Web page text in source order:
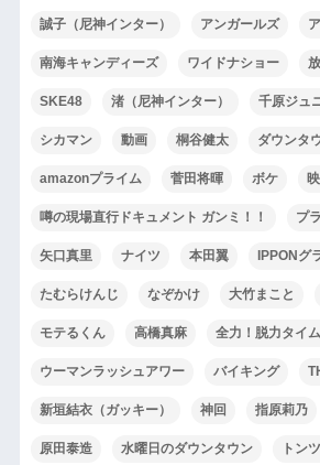
誠子（尼神インター） アンガールズ
南海キャンディーズ ワイドナショー
SKE48 渚（尼神インター） 千原ジュ
シカマン 動画 桐谷健太 ダウンタ
amazonプライム 菅田将暉 ボケ
噂の現場直行ドキュメント ガンミ！！ プ
矢口真里 ナイツ 本田翼 IPPONグ
たむらけんじ なぞかけ 大竹まこと
モテるくん 高橋真麻 全力！脱力タイ
ウーマンラッシュアワー バイキング
新垣結衣（ガッキー） 神回 指原莉乃
原田泰造 水曜日のダウンタウン トン